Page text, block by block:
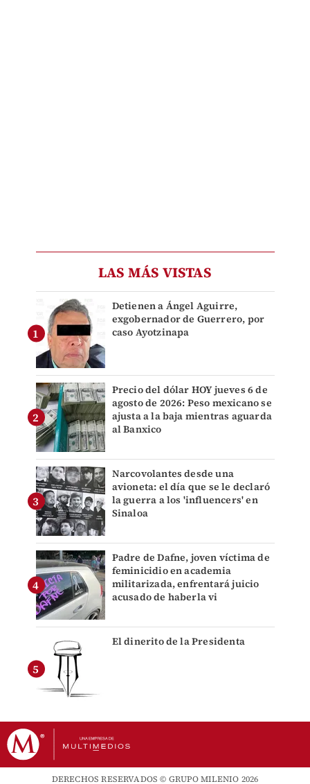
LAS MÁS VISTAS
Detienen a Ángel Aguirre,
exgobernador de Guerrero, por
caso Ayotzinapa
Precio del dólar HOY jueves 6 de
agosto de 2026: Peso mexicano se
ajusta a la baja mientras aguarda
al Banxico
Narcovolantes desde una
avioneta: el día que se le declaró
la guerra a los 'influencers' en
Sinaloa
Padre de Dafne, joven víctima de
feminicidio en academia
militarizada, enfrentará juicio
acusado de haberla vi
El dinerito de la Presidenta
DERECHOS RESERVADOS © GRUPO MILENIO 2026